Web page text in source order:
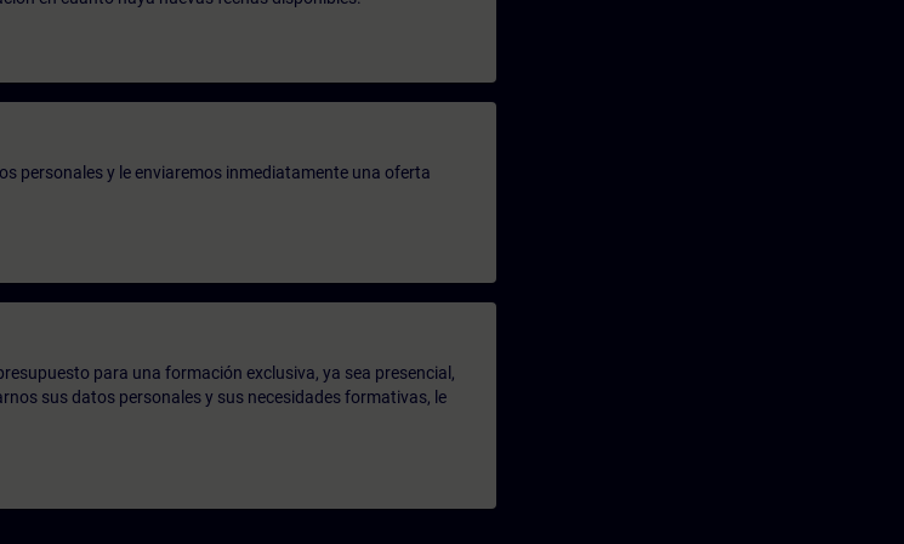
personales y le enviaremos inmediatamente una oferta
para una formación exclusiva, ya sea presencial,
sus datos personales y sus necesidades formativas, le